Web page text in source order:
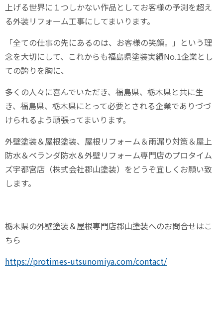
上げる世界に１つしかない作品としてお客様の予測を超え
る外装リフォーム工事にしてまいります。
「全ての仕事の先にあるのは、お客様の笑顔。」という理
念を大切にして、これからも福島県塗装実績No.1企業とし
ての誇りを胸に、
多くの人々に喜んでいただき、福島県、栃木県と共に生
き、福島県、栃木県にとって必要とされる企業でありづづ
けられるよう頑張ってまいります。
外壁塗装＆屋根塗装、屋根リフォーム＆雨漏り対策＆屋上
防水＆ベランダ防水＆外壁リフォーム専門店のプロタイム
ズ宇都宮店（株式会社郡山塗装）をどうぞ宜しくお願い致
します。
栃木県の外壁塗装＆屋根専門店郡山塗装へのお問合せはこ
ちら
https://protimes-utsunomiya.com/contact/